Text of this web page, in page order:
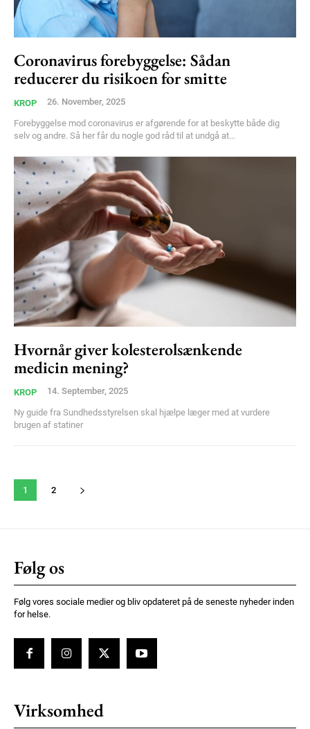
Coronavirus forebyggelse: Sådan
reducerer du risikoen for smitte
KROP 26. November, 2025
Forebyggelse mod coronavirus er afgørende for at beskytte både dig
selv og andre. Så her får du nogle god råd til at undgå at...
Hvornår giver kolesterolsænkende
medicin mening?
KROP 14. September, 2025
Ny guide fra Sundhedsstyrelsen skal hjælpe læger med at vurdere
brugen af statiner
1 2
Følg os
Følg vores sociale medier og bliv opdateret på de seneste nyheder inden
for helse.
Virksomhed